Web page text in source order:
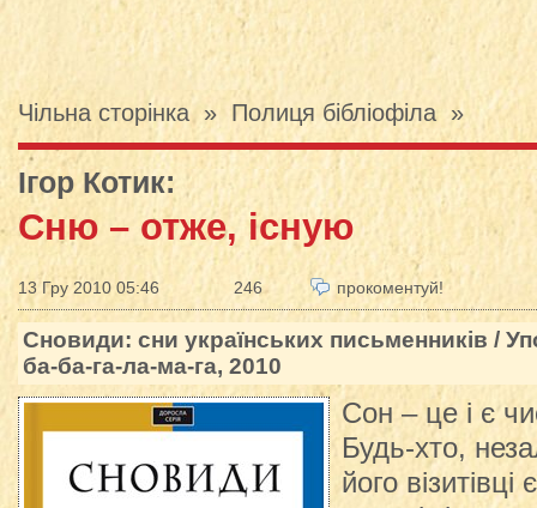
Чільна сторінка» Полиця бібліофіла »
Ігор Котик:
Сню – отже, існую
13 Гру 2010 05:46 246 прокоментуй!
Сновиди: сни українських письменників /
ба-ба-га-ла-ма-га, 2010
Сон – це і є
Будь-хто,
його візитівці